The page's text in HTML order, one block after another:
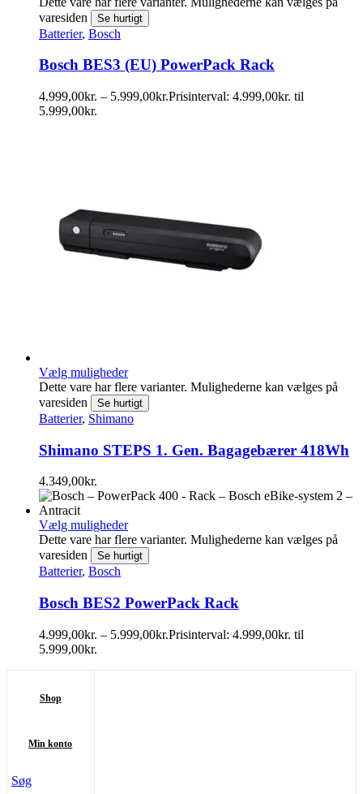
varesiden
Se hurtigt
Batterier, Bosch
Bosch BES3 (EU) PowerPack Rack
4.999,00kr. – 5.999,00kr.Prisinterval: 4.999,00kr. til
5.999,00kr.
Vælg muligheder
Dette vare har flere varianter. Mulighederne kan vælges på
varesiden
Se hurtigt
Batterier, Shimano
Shimano STEPS 1. Gen. Bagagebærer 418Wh
4.349,00kr.
Vælg muligheder
Dette vare har flere varianter. Mulighederne kan vælges på
varesiden
Se hurtigt
Batterier, Bosch
Bosch BES2 PowerPack Rack
4.999,00kr. – 5.999,00kr.Prisinterval: 4.999,00kr. til
5.999,00kr.
Shop
Min konto
Søg